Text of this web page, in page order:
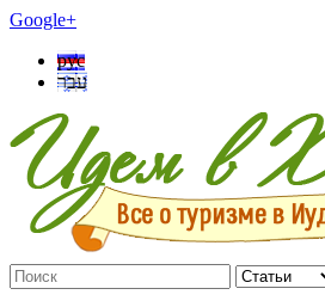
Google+
рус
עבר